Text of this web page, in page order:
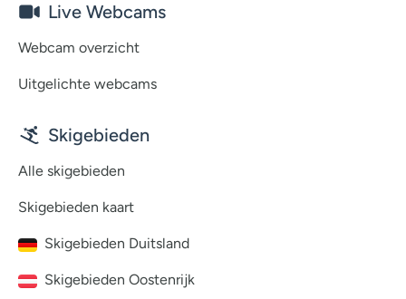
Live Webcams
Webcam overzicht
Uitgelichte webcams
Skigebieden
Alle skigebieden
Skigebieden kaart
Skigebieden Duitsland
Skigebieden Oostenrijk